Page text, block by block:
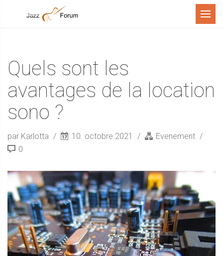
Menu
Quels sont les
avantages de la location
sono ?
par Karlotta 10. octobre 2021
Evenement
0